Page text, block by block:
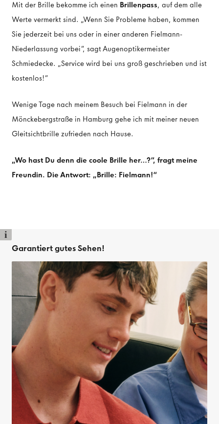
Mit der Brille bekomme ich einen Brillenpass, auf dem alle
Werte vermerkt sind. „Wenn Sie Probleme haben, kommen
Sie jederzeit bei uns oder in einer anderen Fielmann-
Niederlassung vorbei“, sagt Augenoptikermeister
Schmiedecke. „Service wird bei uns groß geschrieben und ist
kostenlos!“
Wenige Tage nach meinem Besuch bei Fielmann in der
Mönckebergstraße in Hamburg gehe ich mit meiner neuen
Gleitsichtbrille zufrieden nach Hause.
„Wo hast Du denn die coole Brille her…?“, fragt meine
Freundin. Die Antwort: „Brille: Fielmann!“
i
Garantiert gutes Sehen!